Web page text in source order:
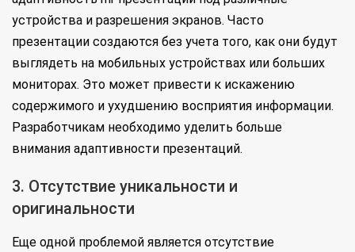
устройства и разрешения экранов. Часто
презентации создаются без учета того, как они будут
выглядеть на мобильных устройствах или больших
мониторах. Это может привести к искажению
содержимого и ухудшению восприятия информации.
Разработчикам необходимо уделить больше
внимания адаптивности презентаций.
3. Отсутствие уникальности и
оригинальности
Еще одной проблемой является отсутствие